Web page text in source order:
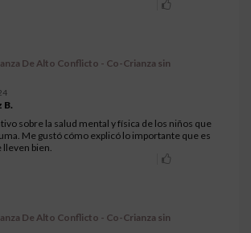
De Alto Conflicto - Co-Crianza sin
B.
sobre la salud mental y física de los niños que
Me gustó cómo explicó lo importante que es
lleven bien.
De Alto Conflicto - Co-Crianza sin